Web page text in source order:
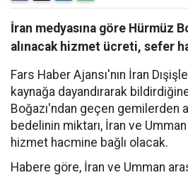
İran medyasına göre Hürmüz
alınacak hizmet ücreti, sefer
Fars Haber Ajansı'nın İran
kaynağa dayandırarak
Boğazı'ndan geçen gemilerden
bedelinin miktarı, İran ve
hizmet hacmine bağlı olacak.
Habere göre, İran ve Umman